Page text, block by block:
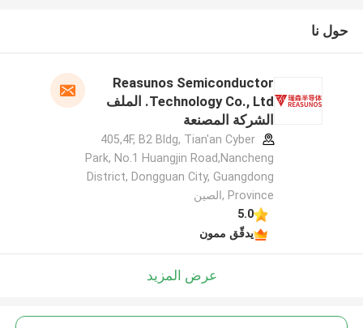
حول نا
Reasunos Semiconductor
Technology Co., Ltd. الملف
الشركة المصنعة
405,4F, B2 Bldg, Tian'an Cyber
Park, No.1 Huangjin Road,Nancheng
District, Dongguan City, Guangdong
Province ,الصين
5.0
يدقّق ممون
عرض المزيد